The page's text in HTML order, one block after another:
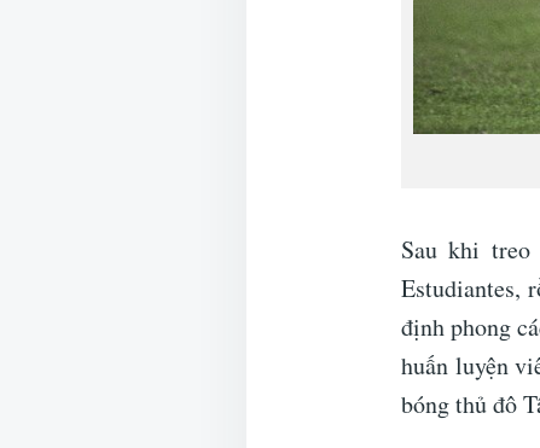
Sau khi treo
Estudiantes,
định phong
huấn luyện
bóng thủ đô